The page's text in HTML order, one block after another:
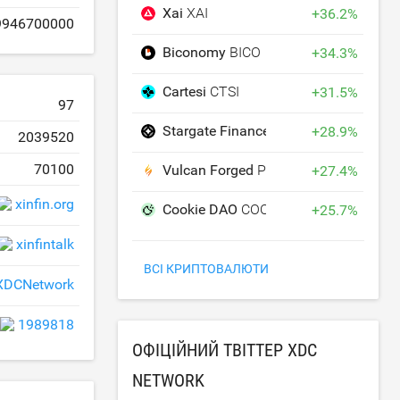
97
2039520
70100
xinfin.org
xinfintalk
1989818
XaiXAI +36.2%
Biconomy BICO +34.3%
Cartesi CTSI +31.5%
Stargate Finance +28.9%
Vulcan Forged PYR +27.4%
Cookie DAO COOKIE +25.7%
ВСІ КРИПТОВАЛЮТИ
ОФІЦІЙНИЙ ТВІТТЕР XDC
NETWORK